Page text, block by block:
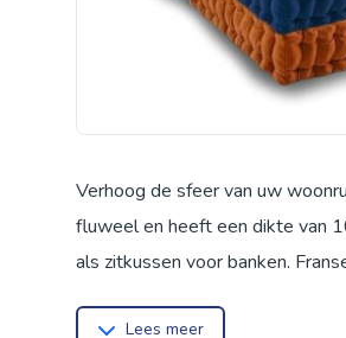
Verhoog de sfeer van uw
fluweel en heeft een dikte van
als zitkussen voor banken,
Lees meer